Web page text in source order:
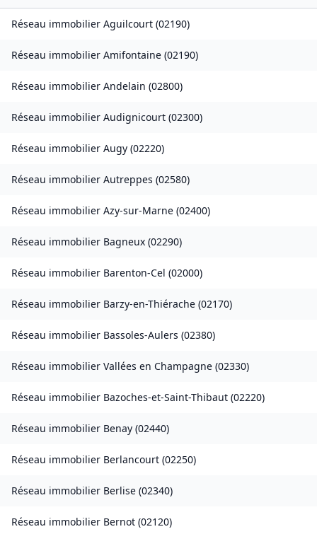
Réseau immobilier Aguilcourt (02190)
Réseau immobilier Amifontaine (02190)
Réseau immobilier Andelain (02800)
Réseau immobilier Audignicourt (02300)
Réseau immobilier Augy (02220)
Réseau immobilier Autreppes (02580)
Réseau immobilier Azy-sur-Marne (02400)
Réseau immobilier Bagneux (02290)
Réseau immobilier Barenton-Cel (02000)
Réseau immobilier Barzy-en-Thiérache (02170)
Réseau immobilier Bassoles-Aulers (02380)
Réseau immobilier Vallées en Champagne (02330)
Réseau immobilier Bazoches-et-Saint-Thibaut (02220)
Réseau immobilier Benay (02440)
Réseau immobilier Berlancourt (02250)
Réseau immobilier Berlise (02340)
Réseau immobilier Bernot (02120)